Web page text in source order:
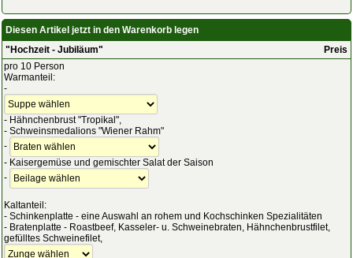
Diesen Artikel jetzt in den Warenkorb legen
"Hochzeit - Jubiläum"
Preis
pro 10 Person
Warmanteil:
-
- Hähnchenbrust "Tropikal",
- Schweinsmedalions "Wiener Rahm"
-
- Kaisergemüse und gemischter Salat der Saison
-
Kaltanteil:
- Schinkenplatte - eine Auswahl an rohem und Kochschinken Spezialitäten
- Bratenplatte - Roastbeef, Kasseler- u. Schweinebraten, Hähnchenbrustfilet,
gefülltes Schweinefilet,